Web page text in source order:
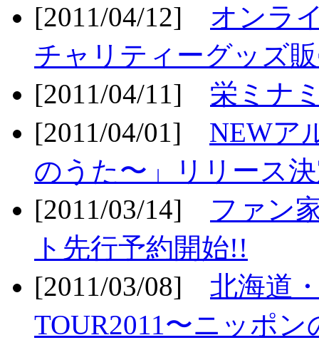
[2011/04/12] オンラ
チャリティーグッズ
[2011/04/11] 栄ミナ
[2011/04/01] NEWア
のうた〜」リリース
[2011/03/14] ファン
ト先行予約開始!!
[2011/03/08] 北海道
TOUR2011〜ニッポ